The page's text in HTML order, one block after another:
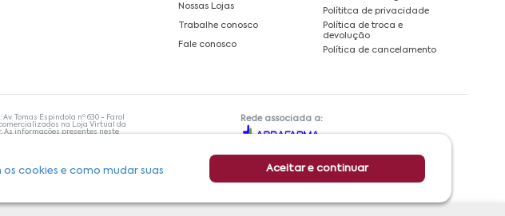
os cookies e como mudar suas
Aceitar e continuar
Nossas Lojas
Trabalhe conosco
Fale conosco
Polítitca de privacidade
Política de troca e
devolução
Política de cancelamento
Tomas Espindola nº 630 - Farol
comercializados na Loja Virtual da
. As informações presentes neste
está capacitado para
trabalha com as
clientes são compromissos da
Rede associada a: